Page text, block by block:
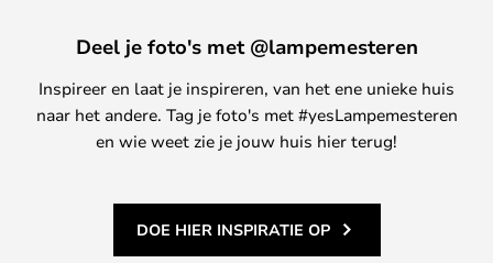
Deel je foto's met @lampemesteren
Inspireer en laat je inspireren, van het ene unieke huis
naar het andere. Tag je foto's met #yesLampemesteren
en wie weet zie je jouw huis hier terug!
DOE HIER INSPIRATIE OP